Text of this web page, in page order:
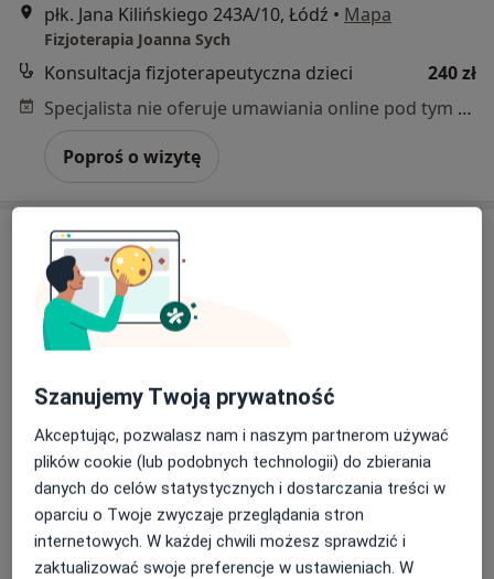
płk. Jana Kilińskiego 243A/10, Łódź • Mapa
Fizjoterapia Joanna Sych
Konsultacja fizjoterapeutyczna dzieci
240 zł
Specjalista nie oferuje umawiania online pod tym adresem.
Poproś o wizytę
mgr Piotr Kosiacki
Fizjoterapeuta ·Więcej
44 opinie
6 Sierpnia 1/3 lok.5, Łódź •Mapa
NorMed Fizjoterapia
Konsultacja fizjoterapeutyczna
Szanujemy Twoją prywatność
Akceptując, pozwalasz nam i naszym partnerom używać
plików cookie (lub podobnych technologii) do zbierania
danych do celów statystycznych i dostarczania treści w
oparciu o Twoje zwyczaje przeglądania stron
internetowych. W każdej chwili możesz sprawdzić i
zaktualizować swoje preferencje w ustawieniach. W